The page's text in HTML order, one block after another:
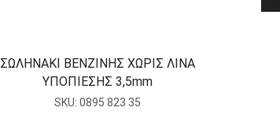
ΣΩΛΗΝΑΚΙ ΒΕΝΖΙΝΗΣ ΧΩΡΙΣ ΛΙΝΑ
ΥΠΟΠΙΕΣΗΣ 3,5mm
SKU:0895 823 35